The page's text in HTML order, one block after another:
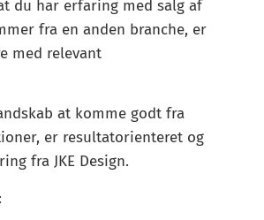
du har erfaring med salg af
fra en anden branche, er
med relevant
at komme godt fra
er resultatorienteret og
fra JKE Design.